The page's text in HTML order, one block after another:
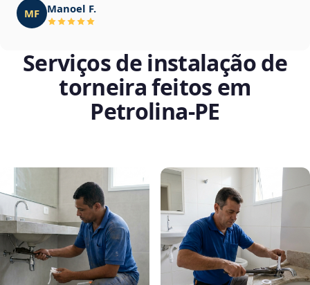
MF Manoel F.
Serviços de instalação de
torneira feitos em
Petrolina‑PE